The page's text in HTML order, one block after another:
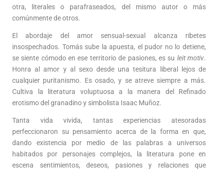
otra, literales o parafraseados, del mismo autor o más
comúnmente de otros.
El abordaje del amor sensual-sexual alcanza ribetes
insospechados. Tomás sube la apuesta, el pudor no lo detiene,
se siente cómodo en ese territorio de pasiones, es su leit motiv.
Honra al amor y al sexo desde una tesitura liberal lejos de
cualquier puritanismo. Es osado, y se atreve siempre a más.
Cultiva la literatura voluptuosa a la manera del Refinado
erotismo del granadino y simbolista Isaac Muñoz.
Tanta vida vivida, tantas experiencias atesoradas
perfeccionaron su pensamiento acerca de la forma en que,
dando existencia por medio de las palabras a universos
habitados por personajes complejos, la literatura pone en
escena sentimientos, deseos, pasiones y relaciones que